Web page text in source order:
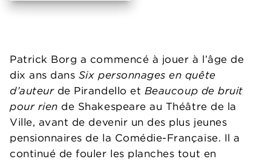
Patrick Borg a commencé à jouer à l’âge de
dix ans dans Six personnages en quête
d’auteurde Pirandello et Beaucoup de bruit
pour rien de Shakespeare au Théâtre de la
Ville, avant de devenir un des plus jeunes
pensionnaires de la Comédie-Française. Il a
continué de fouler les planches tout en